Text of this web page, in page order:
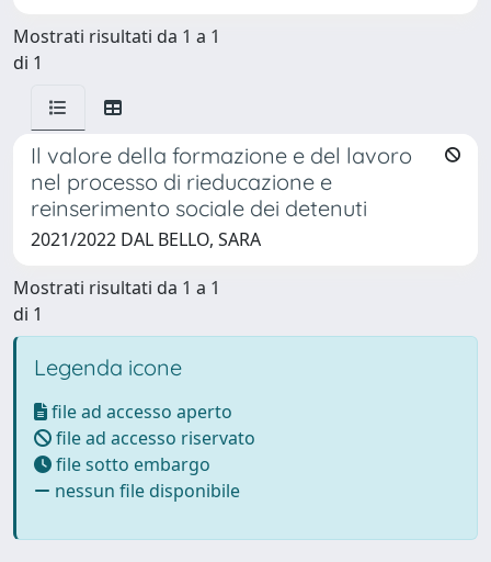
Mostrati risultati da 1 a 1
di 1
Il valore della formazione e del lavoro
nel processo di rieducazione e
reinserimento sociale dei detenuti
2021/2022 DAL BELLO, SARA
Mostrati risultati da 1 a 1
di 1
Legenda icone
file ad accesso aperto
file ad accesso riservato
file sotto embargo
nessun file disponibile